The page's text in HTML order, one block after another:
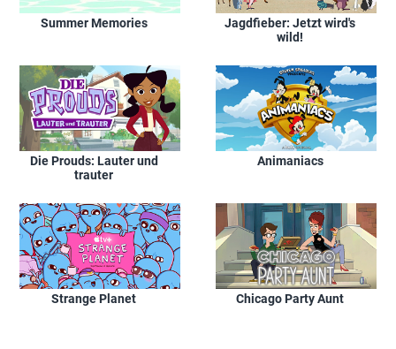
Summer Memories
Jagdfieber: Jetzt wird's
wild!
Die Prouds: Lauter und
trauter
Animaniacs
Strange Planet Chicago Party Aunt